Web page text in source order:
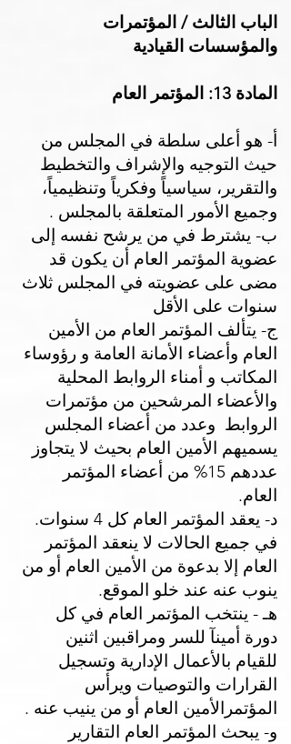
الباب الثالث / المؤتمرات
والمؤسسات القيادية
المادة 13: المؤتمر العام
أ- هو أعلى سلطة في المجلس من
حيث التوجيه والإشراف والتخطيط
والتقرير، سياسياً وفكرياً وتنظيمياً،
وجميع الأمور المتعلقة بالمجلس .
ب- يشترط في من يرشح نفسه إلى
عضوية المؤتمر العام أن يكون قد
مضى على عضويته في المجلس ثلاث
سنوات على الأقل
ج- يتألف المؤتمر العام من الأمين
العام وأعضاء الأمانة العامة و رؤوساء
المكاتب و أمناء الروابط المحلية
والأعضاء المرشحين من مؤتمرات
الروابط وعدد من أعضاء المجلس
يسميهم الأمين العام بحيث لا يتجاوز
عددهم 15% من أعضاء المؤتمر
العام.
د- يعقد المؤتمر العام كل 4 سنوات.
في جميع الحالات لا ينعقد المؤتمر
العام إلا بدعوة من الأمين العام أو من
ينوب عنه عند خلو الموقع.
هـ - ينتخب المؤتمر العام في كل
دورة أمينآ للسر ومراقبين اثنين
للقيام بالأعمال الإدارية وتسجيل
القرارات والتوصيات ويرأس
المؤتمرالأمين العام أو من ينيب عنه .
و- يبحث المؤتمر العام التقارير